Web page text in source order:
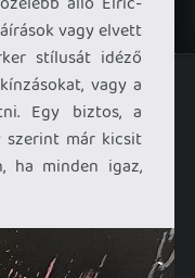
vagy elvett
stílusát idéző
vagy a
Egy biztos, a
szerint már kicsit
ha minden igaz,